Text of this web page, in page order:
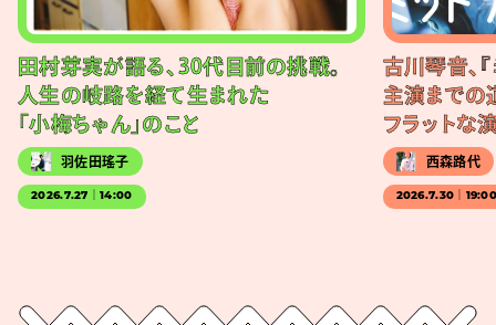
田村芽実が語る、30代目前の挑戦。
人生の岐路を経て生まれた
「小梅ちゃん」のこと
羽佐田瑤子
2026.7.27｜14:00
古川琴音、
主演までの
フラットな
西森路代
2026.7.30｜